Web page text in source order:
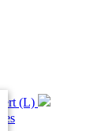
(L)